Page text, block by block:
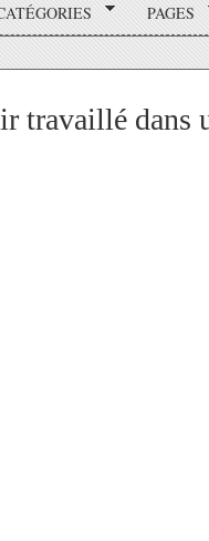
PAGES
travaillé dans